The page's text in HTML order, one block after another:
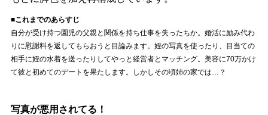
■これまでのあらすじ
自分が受け持つ園児の父親と関係を持ち仕事を失ったちか。婚活に励み代わ
りに慰謝料を返してもらおうと目論みます。姪の写真を使ったり、目当ての
相手に姪の水着を送ったりしてやっと経営者とマッチング。美容に70万かけ
て彼と初めてのデートを果たします。しかしその頃姉の家では…？
写真が悪用されてる！